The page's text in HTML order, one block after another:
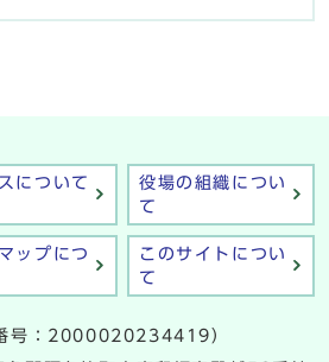
について
役場の組織につい
て
ップにつ
このサイトについ
て
号：2000020234419）